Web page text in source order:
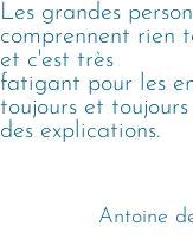
Les grandes
comprennent rien
et c'est très
fatigant pour les
toujours et
des explications.
Antoine